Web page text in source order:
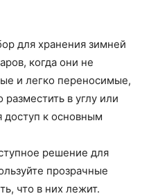
для хранения зимней
когда они не
и легко переносимые,
в углу или
доступ к основным
решение для
прозрачные
что в них лежит.